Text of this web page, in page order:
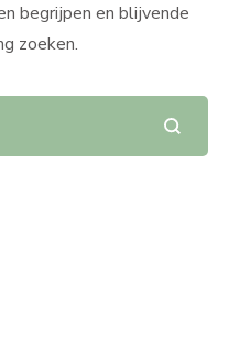
begrijpen en blijvende
zoeken.